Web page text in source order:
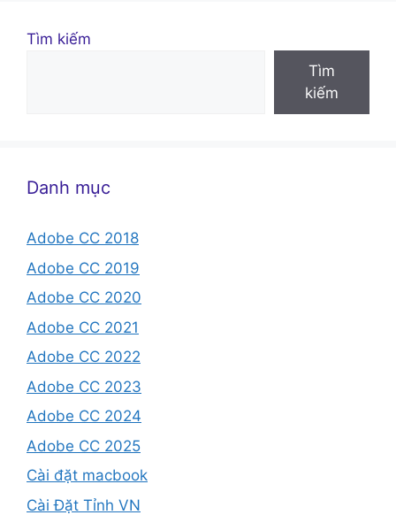
Tìm kiếm
Tìm
kiếm
Danh mục
Adobe CC 2018
Adobe CC 2019
Adobe CC 2020
Adobe CC 2021
Adobe CC 2022
Adobe CC 2023
Adobe CC 2024
Adobe CC 2025
Cài đặt macbook
Cài Đặt Tỉnh VN